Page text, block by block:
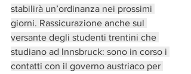
stabilirà un’ordinanza nei prossimi
giorni. Rassicurazione anche sul
versante degli studenti trentini che
studiano ad Innsbruck: sono in corso i
contatti con il governo austriaco per